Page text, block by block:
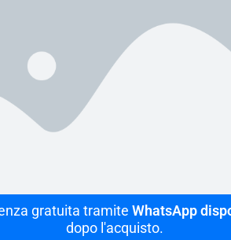
gratuita tramite WhatsApp
dopo l'acquisto.